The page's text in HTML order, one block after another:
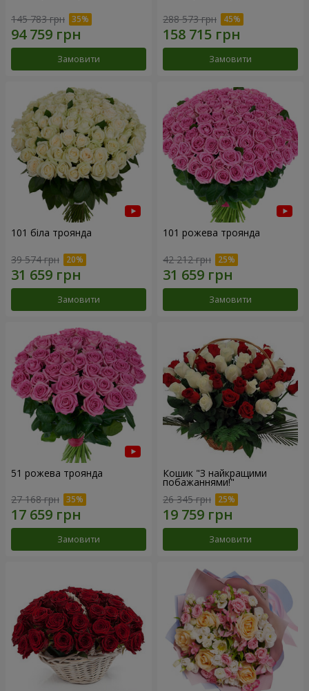
145 783 грн
Замовити
288 573 грн
Замовити
101 біла троянда
39 574 грн
Замовити
101 рожева троянда
42 212 грн
Замовити
51 рожева троянда
27 168 грн
Замовити
Кошик "З найкращими
побажаннями!"
26 345 грн
Замовити